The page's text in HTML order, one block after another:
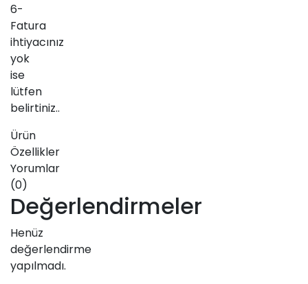
6-
Fatura
ihtiyacınız
yok
ise
lütfen
belirtiniz..
Ürün
Özellikler
Yorumlar
(0)
Değerlendirmeler
Henüz
değerlendirme
yapılmadı.